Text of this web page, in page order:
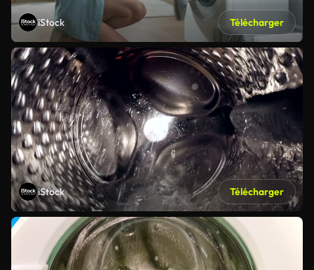
iStock Télécharger
iStock Télécharger